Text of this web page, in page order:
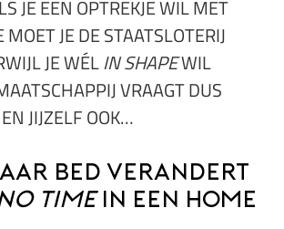
JE EEN OPTREKJE WIL MET
JE DE STAATSLOTERIJ
JE WÉLIN SHAPEWIL
VRAAGT DUS
JIJZELF OOK…
bed verandert
timein een home